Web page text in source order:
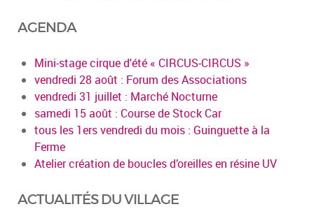
AGENDA
Mini-stage cirque d'été « CIRCUS-CIRCUS »
vendredi 28 août : Forum des Associations
vendredi 31 juillet : Marché Nocturne
samedi 15 août : Course de Stock Car
tous les 1ers vendredi du mois : Guinguette à la
Ferme
Atelier création de boucles d’oreilles en résine UV
ACTUALITÉS DU VILLAGE